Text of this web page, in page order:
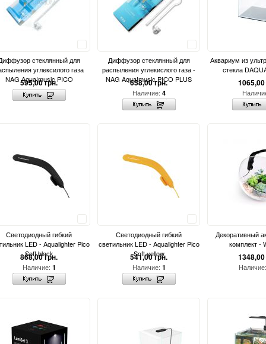
стеклянный для
углексилого газа
NAG Aqua!music PICO
595,00 грн.
Диффузор стеклянный для
распыления углекислого газа -
NAG Aqua!music PICO PLUS
658,00 грн.
Наличие: 4
Аквариум из
стекла
1065,00
Светодиодный гибкий
LED - Aqualighter Pico
Soft black
868,00 грн.
Наличие: 1
Светодиодный гибкий
светильник LED - Aqualighter Pico
Soft yellow
541,00 грн.
Наличие: 1
Декоративный
комплект -
1348,00